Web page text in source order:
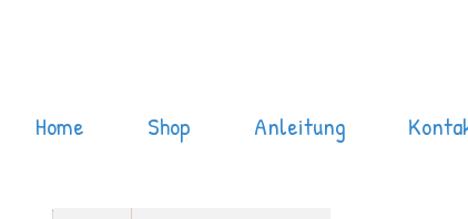
Home Shop Anleitung